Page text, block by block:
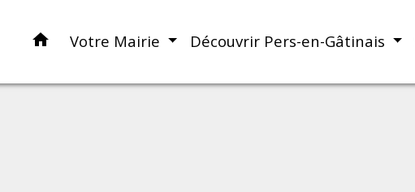
home Votre Mairie Découvrir Pers-en-Gâtinais